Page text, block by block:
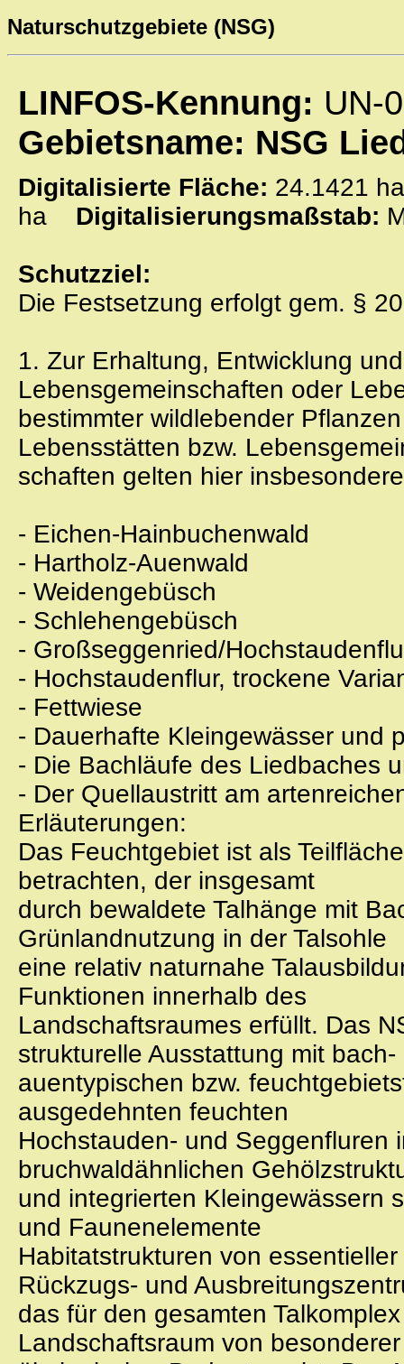
Naturschutzgebiete (NSG)
LINFOS-Kennung: UN-
Gebietsname: NSG
Digitalisierte Fläche: 24.1421
ha Digitalisierungsmaßstab:
Schutzziel:
Die Festsetzung erfolgt gem. §
1. Zur Erhaltung, Entwicklung
Lebensgemeinschaften oder
bestimmter wildlebender
Lebensstätten bzw.
schaften gelten hier
- Eichen-Hainbuchenwald
- Hartholz-Auenwald
- Weidengebüsch
- Schlehengebüsch
- Großseggenried/
- Hochstaudenflur, trockene
- Fettwiese
- Dauerhafte Kleingewässer und
- Die Bachläufe des Liedbaches
- Der Quellaustritt am
Erläuterungen:
Das Feuchtgebiet ist als
betrachten, der insgesamt
durch bewaldete Talhänge mit
Grünlandnutzung in der Talsohle
eine relativ naturnahe
Funktionen innerhalb des
Landschaftsraumes erfüllt. Das
strukturelle Ausstattung mit bach-
auentypischen bzw.
ausgedehnten feuchten
Hochstauden- und Seggenfluren
bruchwaldähnlichen
und integrierten Kleingewässern
und Faunenelemente
Habitatstrukturen von
Rückzugs- und
das für den gesamten
Landschaftsraum von besonderer